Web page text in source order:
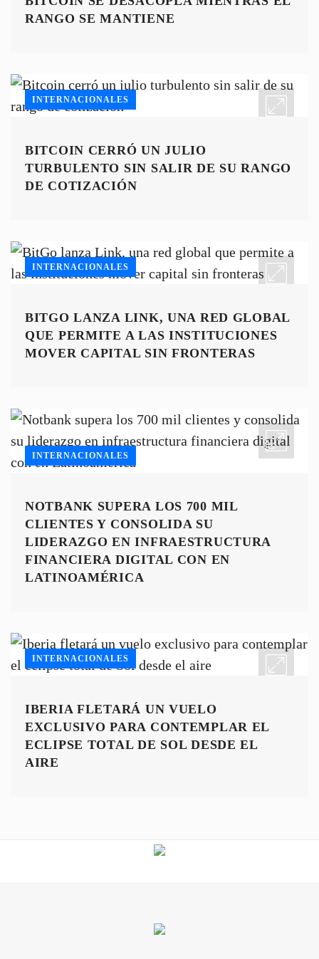
RANGO SE MANTIENE
INTERNACIONALES
BITCOIN CERRÓ UN JULIO
TURBULENTO SIN SALIR DE SU RANGO
DE COTIZACIÓN
INTERNACIONALES
BITGO LANZA LINK, UNA RED GLOBAL
QUE PERMITE A LAS INSTITUCIONES
MOVER CAPITAL SIN FRONTERAS
INTERNACIONALES
NOTBANK SUPERA LOS 700 MIL
CLIENTES Y CONSOLIDA SU
LIDERAZGO EN INFRAESTRUCTURA
FINANCIERA DIGITAL CON EN
LATINOAMÉRICA
INTERNACIONALES
IBERIA FLETARÁ UN VUELO
EXCLUSIVO PARA CONTEMPLAR EL
ECLIPSE TOTAL DE SOL DESDE EL
AIRE